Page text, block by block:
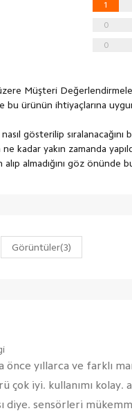
1
0
0
üzere Müşteri
ürünün ihtiyaçlarına uygun
gösterilip
kadar yakın zamanda
almadığını göz önünde
Görüntüler(3)
önce yıllarca ve farklı
çok iyi. kullanımı kolay.
diye. sensörleri